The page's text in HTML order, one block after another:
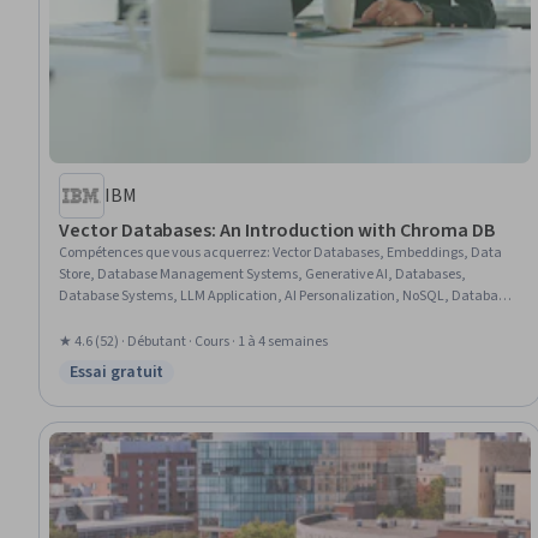
IBM
Vector Databases: An Introduction with Chroma DB
Compétences que vous acquerrez:Vector Databases, Embeddings, Data
Store, Database Management Systems, Generative AI, Databases,
Database Systems, LLM Application, AI Personalization, NoSQL, Database
★ 4.6 (52) · Débutant · Cours · 1 à 4 semaines
Statut : Essai gratuit
Essai gratuit